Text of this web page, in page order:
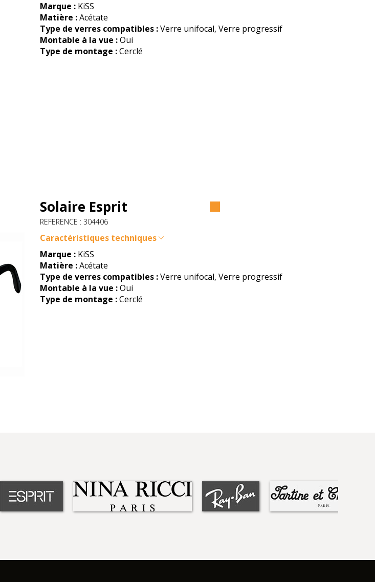
Marque : KiSS
Matière :Acétate
Type de verres compatibles :Verre unifocal, Verre progressif
Montable à la vue :Oui
Type de montage :Cerclé
Solaire Esprit
REFERENCE : 304406
Caractéristiques techniques
Marque : KiSS
Matière :Acétate
Type de verres compatibles :Verre unifocal, Verre progressif
Montable à la vue :Oui
Type de montage :Cerclé